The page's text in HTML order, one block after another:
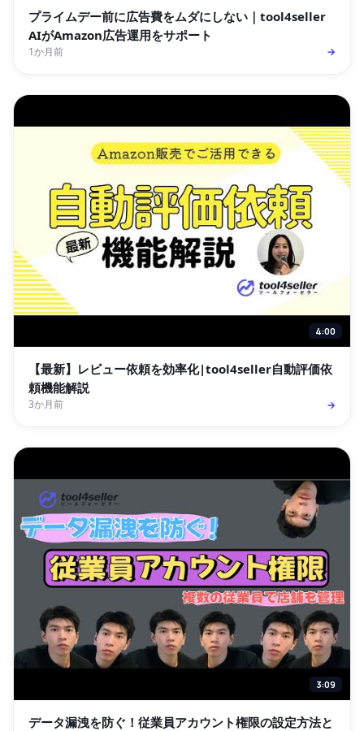
プライムデー前に広告費をムダにしない｜tool4seller
AIがAmazon広告運用をサポート
1か月前 →
4:00
【最新】レビュー依頼を効率化|tool4seller自動評価依
頼機能解説
3か月前 →
3:09
データ漏洩を防ぐ！従業員アカウント権限の設定方法と